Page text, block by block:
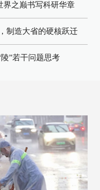
界之巅书写科研华章
制造大省的硬核跃迁
”若干问题思考